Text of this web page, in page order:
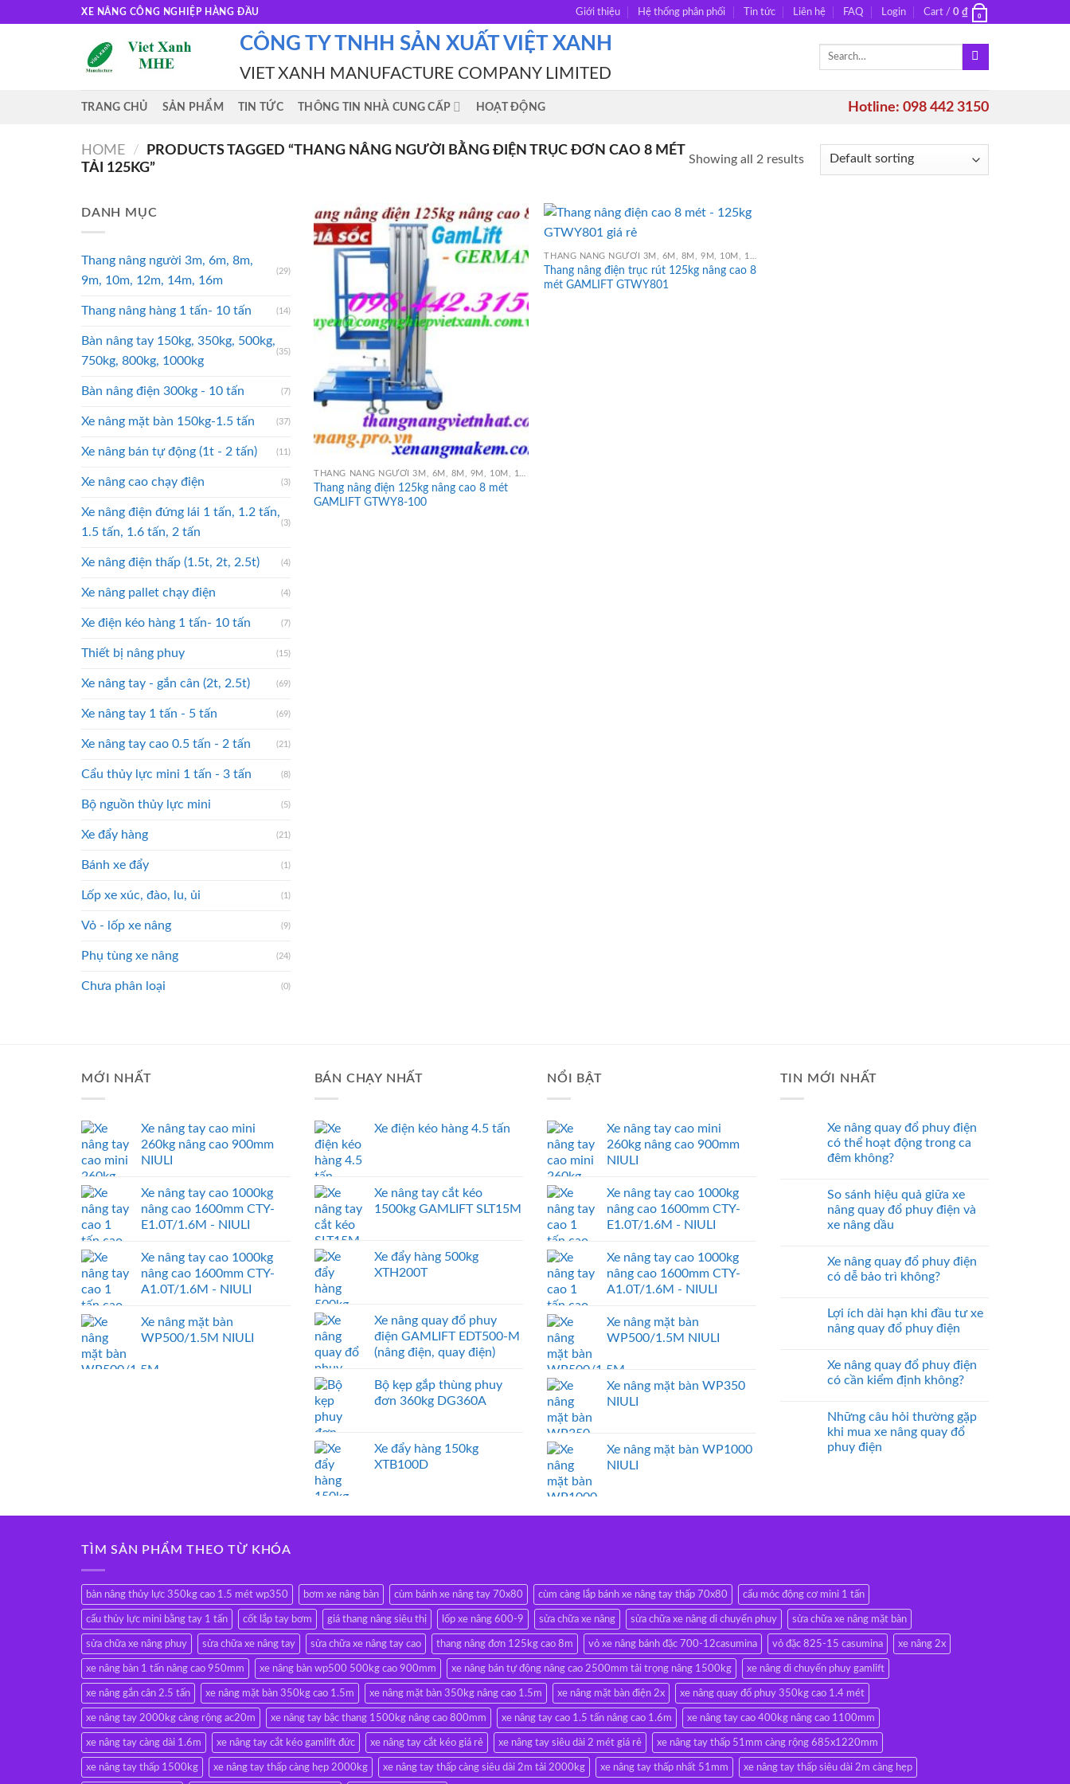
XE NÂNG CÔNG NGHIỆP HÀNG ĐẦU Giới thiệu Hệ thống phân phối Tin tức Liên hệ FAQ Login Cart / 0 ₫ 0
CÔNG TY TNHH SẢN XUẤT VIỆT XANH
VIET XANH MANUFACTURE COMPANY LIMITED
Search
TRANG CHỦ SẢN PHẨM TIN TỨC THÔNG TIN NHÀ CUNG CẤP HOẠT ĐỘNG Hotline: 098 442 3150
HOME /
PRODUCTS TAGGED “THANG NÂNG NGƯỜI BẰNG ĐIỆN TRỤC ĐƠN CAO 8 MÉT
TẢI 125KG”
Showing all 2 results
DANH MỤC
Thang nâng người 3m, 6m, 8m,
9m, 10m, 12m, 14m, 16m
(29)
Thang nâng hàng 1 tấn- 10 tấn (14)
Bàn nâng tay 150kg, 350kg, 500kg,
750kg, 800kg, 1000kg
(35)
Bàn nâng điện 300kg - 10 tấn (7)
Xe nâng mặt bàn 150kg-1.5 tấn (37)
Xe nâng bán tự động (1t - 2 tấn) (11)
Xe nâng cao chạy điện (3)
Xe nâng điện đứng lái 1 tấn, 1.2 tấn,
1.5 tấn, 1.6 tấn, 2 tấn
(3)
Xe nâng điện thấp (1.5t, 2t, 2.5t) (4)
Xe nâng pallet chạy điện (4)
Xe điện kéo hàng 1 tấn- 10 tấn (7)
Thiết bị nâng phuy (15)
Xe nâng tay - gắn cân (2t, 2.5t) (69)
Xe nâng tay 1 tấn - 5 tấn (69)
Xe nâng tay cao 0.5 tấn - 2 tấn (21)
Cẩu thủy lực mini 1 tấn - 3 tấn (8)
Bộ nguồn thủy lực mini (5)
Xe đẩy hàng (21)
Bánh xe đẩy (1)
Lốp xe xúc, đào, lu, ủi (1)
Vỏ - lốp xe nâng (9)
Phụ tùng xe nâng (24)
Chưa phân loại (0)
Thang nâng điện 125kg nâng cao 8 mét
GAMLIFT GTWY8-100
Thang nâng điện trục rút 125kg nâng cao 8
mét GAMLIFT GTWY801
MỚI NHẤT
Xe nâng tay cao mini
260kg nâng cao 900mm
NIULI
Xe nâng tay cao 1000kg
nâng cao 1600mm CTY-
E1.0T/1.6M - NIULI
Xe nâng tay cao 1000kg
nâng cao 1600mm CTY-
A1.0T/1.6M - NIULI
Xe nâng mặt bàn
WP500/1.5M NIULI
BÁN CHẠY NHẤT
Xe điện kéo hàng 4.5 tấn
Xe nâng tay cắt kéo
1500kg GAMLIFT SLT15M
Xe đẩy hàng 500kg
XTH200T
Xe nâng quay đổ phuy
điện GAMLIFT EDT500-M
(nâng điện, quay điện)
Bộ kẹp gắp thùng phuy
đơn 360kg DG360A
Xe đẩy hàng 150kg
XTB100D
NỔI BẬT
Xe nâng tay cao mini
260kg nâng cao 900mm
NIULI
Xe nâng tay cao 1000kg
nâng cao 1600mm CTY-
E1.0T/1.6M - NIULI
Xe nâng tay cao 1000kg
nâng cao 1600mm CTY-
A1.0T/1.6M - NIULI
Xe nâng mặt bàn
WP500/1.5M NIULI
Xe nâng mặt bàn WP350
NIULI
Xe nâng mặt bàn WP1000
NIULI
TIN MỚI NHẤT
Xe nâng quay đổ phuy điện
có thể hoạt động trong ca
đêm không?
So sánh hiệu quả giữa xe
nâng quay đổ phuy điện và
xe nâng dầu
Xe nâng quay đổ phuy điện
có dễ bảo trì không?
Lợi ích dài hạn khi đầu tư xe
nâng quay đổ phuy điện
Xe nâng quay đổ phuy điện
có cần kiểm định không?
Những câu hỏi thường gặp
khi mua xe nâng quay đổ
phuy điện
TÌM SẢN PHẨM THEO TỪ KHÓA
bàn nâng thủy lực 350kg cao 1.5 mét wp350 bơm xe nâng bàn cùm bánh xe nâng tay 70x80 cùm càng lắp bánh xe nâng tay thấp 70x80 cẩu móc động cơ mini 1 tấn
cẩu thủy lực mini bằng tay 1 tấn cốt lắp tay bơm giá thang nâng siêu thị lốp xe nâng 600-9 sửa chữa xe nâng sửa chữa xe nâng di chuyển phuy sửa chữa xe nâng mặt bàn
sửa chữa xe nâng phuy sửa chữa xe nâng tay sửa chữa xe nâng tay cao thang nâng đơn 125kg cao 8m vỏ xe nâng bánh đặc 700-12casumina vỏ đặc 825-15 casumina xe nâng 2x
xe nâng bàn 1 tấn nâng cao 950mm xe nâng bàn wp500 500kg cao 900mm xe nâng bán tự động nâng cao 2500mm tải trọng nâng 1500kg xe nâng di chuyển phuy gamlift
xe nâng gắn cân 2.5 tấn xe nâng mặt bàn 350kg cao 1.5m xe nâng mặt bàn 350kg nâng cao 1.5m xe nâng mặt bàn điện 2x xe nâng quay đổ phuy 350kg cao 1.4 mét
xe nâng tay 2000kg càng rộng ac20m xe nâng tay bậc thang 1500kg nâng cao 800mm xe nâng tay cao 1.5 tấn nâng cao 1.6m xe nâng tay cao 400kg nâng cao 1100mm
xe nâng tay càng dài 1.6m xe nâng tay cắt kéo gamlift đức xe nâng tay cắt kéo giá rẻ xe nâng tay siêu dài 2 mét giá rẻ xe nâng tay thấp 51mm càng rộng 685x1220mm
xe nâng tay thấp 1500kg xe nâng tay thấp càng hẹp 2000kg xe nâng tay thấp càng siêu dài 2m tải 2000kg xe nâng tay thấp nhất 51mm xe nâng tay thấp siêu dài 2m càng hẹp